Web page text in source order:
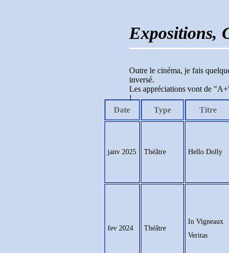
Expositions,
Outre le cinéma, je fais
inversé.
Les appréciations vont de
!
Date
Type Titre
janv 2025 Théâtre Hello Dolly
fev 2024 Théâtre
In Vigneaux
Veritas